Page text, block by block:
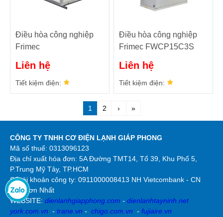
Điều hòa công nghiệp
Frimec
Liên hệ
Tiết kiệm điện:
Điều hòa công nghiệp
Frimec FWCP15C3S
Liên hệ
Tiết kiệm điện:
1 2 › »
CÔNG TY TNHH CƠ ĐIỆN LẠNH GIÁP PHONG
Mã số thuế: 0313096123
Địa chỉ xuất hóa đơn: 5A Đường TMT14, Tổ 39, Khu Phố 5,
P.Trung Mỹ Tây, TP.HCM
Số tài khoản công ty: 0911000008413 NH Vietcombank - CN
Tân Sơn Nhất
WEBSITE: dienlanhgiapphong.com - dienlanhtayninh.net
york.com.vn - trane.vn - chigo.com.vn - fujiaire.vn